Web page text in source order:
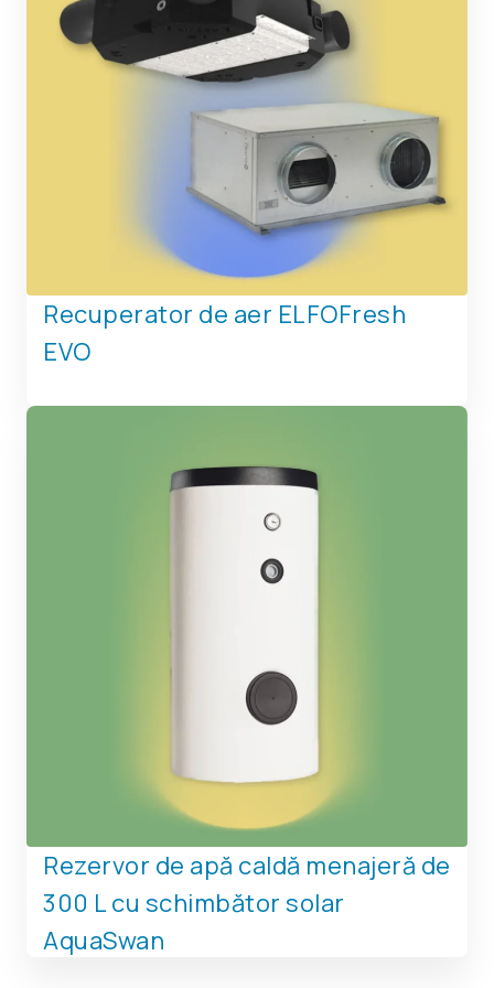
Recuperator de aer ELFOFresh
EVO
Rezervor de apă caldă menajeră de
300 L cu schimbător solar
AquaSwan